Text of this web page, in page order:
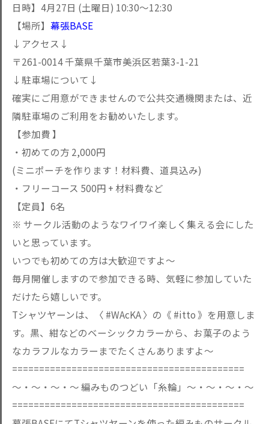
日時】4月27日 (土曜日) 10:30〜12:30
【場所】 幕張BASE
↓アクセス↓
〒261-0014 千葉県千葉市美浜区若葉3-1-21
↓駐車場について↓
確実にご用意ができませんので公共交通機関または、近
隣駐車場のご利用をお勧めいたします。
【参加費 】
・初めての方 2,000円
(ミニポーチを作ります！材料費、道具込み)
・フリーコース 500円 + 材料費など
【定員】6名
※ サークル活動のようなワイワイ楽しく集える会にした
いと思っています。
いつでも初めての方は大歓迎ですよ〜
毎月開催しますので参加できる時、気軽に参加していた
だけたら嬉しいです。
Tシャツヤーンは、〈 #WAcKA〉の《 #itto》を用意しま
す。黒、紺などのベーシックカラーから、お菓子のよう
なカラフルなカラーまでたくさんありますよ〜
===========================================
〜・〜・〜・〜 編みものつどい「糸輪」〜・〜・〜・〜
===========================================